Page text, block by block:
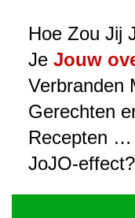
Hoe Zou Jij
Je Jouw
Verbranden
Gerechten
Recepten …
JoJO-effect?